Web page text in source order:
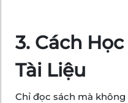
3. Cách
Tài Liệu
Chỉ đọc sách mà